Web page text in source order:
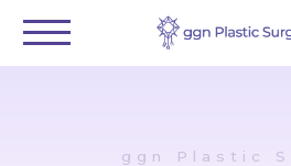
ggn Plastic